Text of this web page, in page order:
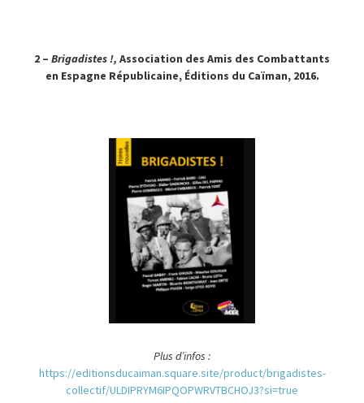
2 – Brigadistes !, Association des Amis des Combattants
en Espagne Républicaine, Éditions du Caïman, 2016.
Plus d’infos :
https://editionsducaiman.square.site/product/brigadistes-
collectif/ULDIPRYM6IPQOPWRVTBCHOJ3?si=true